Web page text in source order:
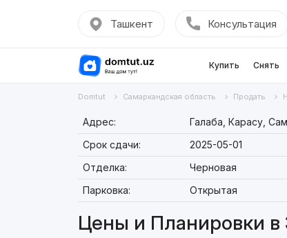
Ташкент Консультация
Купить Снять
Domtut Самаркандская область Продать
Адрес:
Галаба, Карасу,
Срок сдачи:
2025-05-01
Отделка:
Черновая
Парковка:
Открытая
Цены и Планировки в